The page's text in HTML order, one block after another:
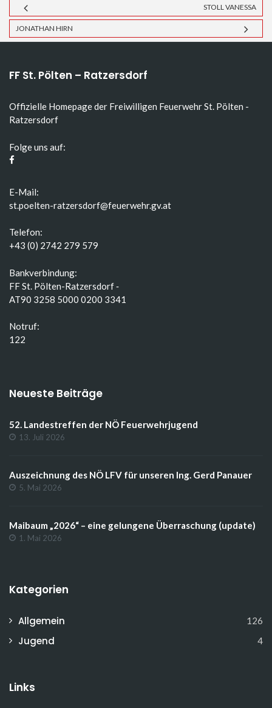
STOLL VANESSA
JONATHAN HIRN
FF St. Pölten – Ratzersdorf
Offizielle Homepage der Freiwilligen Feuerwehr St. Pölten -
Ratzersdorf
Folge uns auf:
E-Mail:
st.poelten-ratzersdorf@feuerwehr.gv.at
Telefon:
+43 (0) 2742 279 579
Bankverbindung:
FF St. Pölten-Ratzersdorf ‑
AT90 3258 5000 0200 3341
Notruf:
122
Neueste Beiträge
52. Landestreffen der NÖ Feuerwehrjugend
13. Juli 2026
Auszeichnung des NÖ LFV für unseren Ing. Gerd Panauer
5. Mai 2026
Maibaum „2026“ – eine gelungene Überraschung (update)
1. Mai 2026
Kategorien
Allgemein 126
Jugend 4
Links